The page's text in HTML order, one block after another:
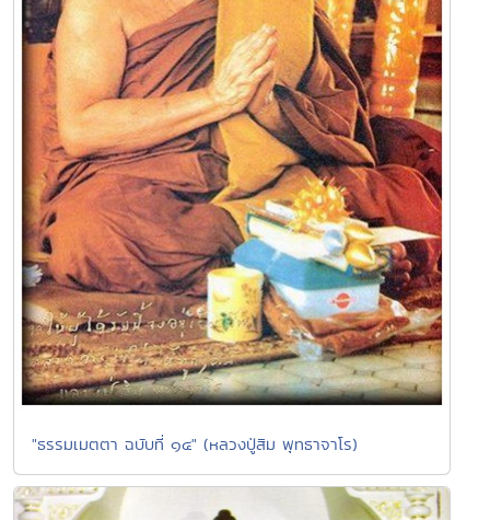
"ธรรมเมตตา ฉบับที่ ๑๔" (หลวงปู่สิม พุทธาจาโร)